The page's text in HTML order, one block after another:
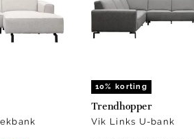
10% korting
Trendhopper
Vik Links U-bank